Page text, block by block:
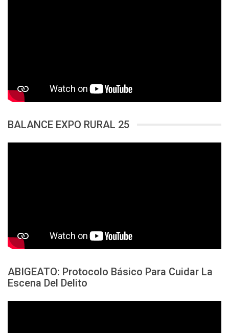
BALANCE EXPO RURAL 25
ABIGEATO: Protocolo Básico Para Cuidar La
Escena Del Delito